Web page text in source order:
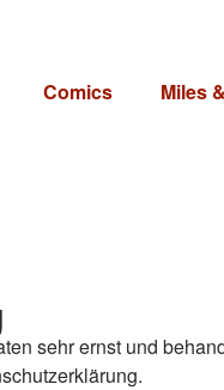
Comics Miles
sehr ernst und